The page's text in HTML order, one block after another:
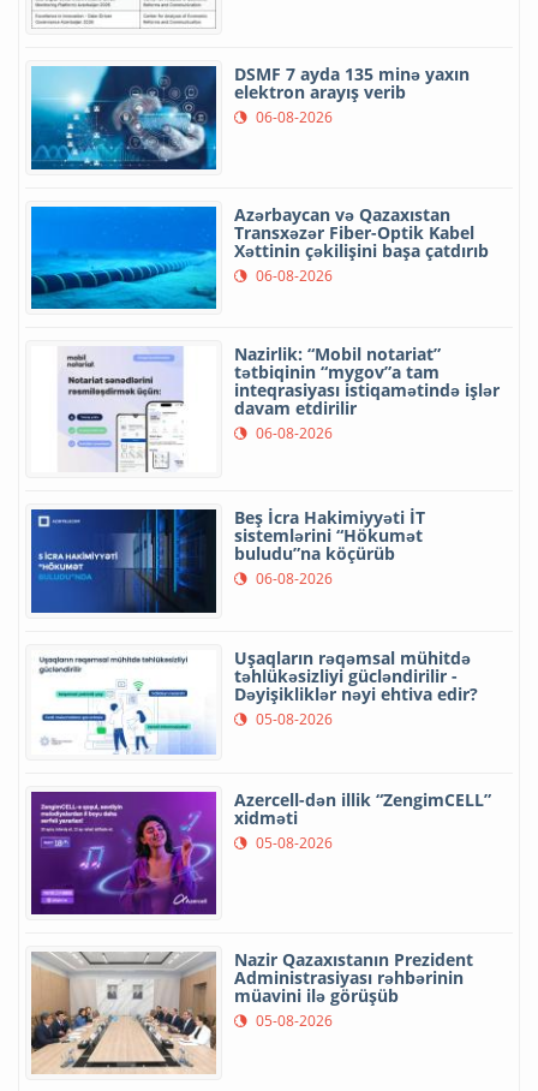
DSMF 7 ayda 135 minə yaxın
elektron arayış verib
06-08-2026
Azərbaycan və Qazaxıstan
Transxəzər Fiber-Optik Kabel
Xəttinin çəkilişini başa çatdırıb
06-08-2026
Nazirlik: “Mobil notariat”
tətbiqinin “mygov”a tam
inteqrasiyası istiqamətində işlər
davam etdirilir
06-08-2026
Beş İcra Hakimiyyəti İT
sistemlərini “Hökumət
buludu”na köçürüb
06-08-2026
Uşaqların rəqəmsal mühitdə
təhlükəsizliyi gücləndirilir -
Dəyişikliklər nəyi ehtiva edir?
05-08-2026
Azercell-dən illik “ZengimCELL”
xidməti
05-08-2026
Nazir Qazaxıstanın Prezident
Administrasiyası rəhbərinin
müavini ilə görüşüb
05-08-2026